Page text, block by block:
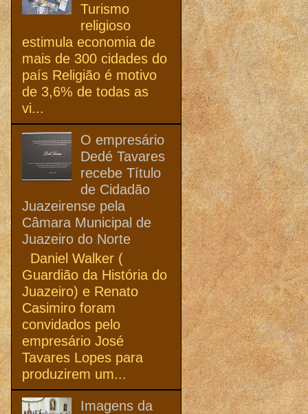
Turismo
religioso
estimula economia de
mais de 300 cidades do
país Religião é motivo
de 3,6% de todas as
vi...
O empresário
Dedé Tavares
recebe Título
de Cidadão
Juazeirense pela
Câmara Municipal de
Juazeiro do Norte
Daniel Walker (
Guardião da História do
Juazeiro) e Renato
Casimiro foram
convidados pelo
empresário José
Tavares Lopes para
produzirem um...
Imagens da